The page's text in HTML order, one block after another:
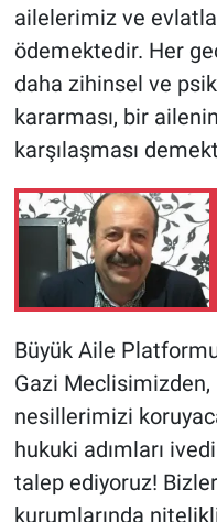
ailelerimiz ve
ödemektedir. Her
daha zihinsel ve
kararması, bir
karşılaşması
Büyük Aile
Gazi
nesillerimizi
hukuki adımları
talep ediyoruz!
kurumlarında